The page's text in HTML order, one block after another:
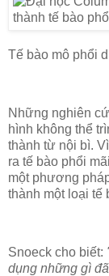
Tế bào mô phổi
Những nghiên
hình không thể
thành từ nội bì.
ra tế bào phổi
một phương
thành một loại tế
Snoeck cho biết:
dụng những gì